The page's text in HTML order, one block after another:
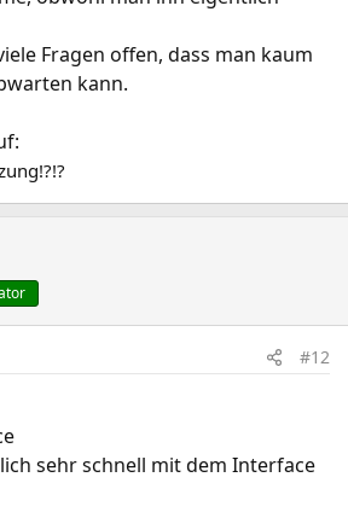
Fragen offen, dass man kaum
kann.
#12
sehr schnell mit dem Interface